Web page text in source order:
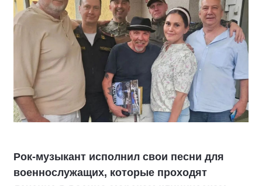
Рок-музыкант исполнил свои песни для
военнослужащих, которые проходят